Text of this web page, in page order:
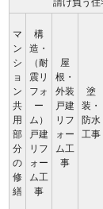
請け負う
マ
ン
シ
ョ
ン
共
用
部
分
の
修
繕
構
造・
（耐
震リ
フォ
ー
ム）
戸建
リフ
ォー
ム工
事
屋
根・
外装
戸建
リフ
ォー
ム工
事
塗
装・
防水
工事